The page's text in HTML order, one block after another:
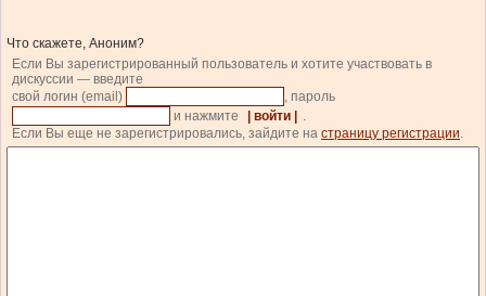
Что скажете, Аноним?
Если Вы зарегистрированный пользователь и хотите участвовать в
дискуссии — введите
свой логин (email)
, пароль
и нажмите
| войти |
.
Если Вы еще не зарегистрировались, зайдите на страницу регистрации.